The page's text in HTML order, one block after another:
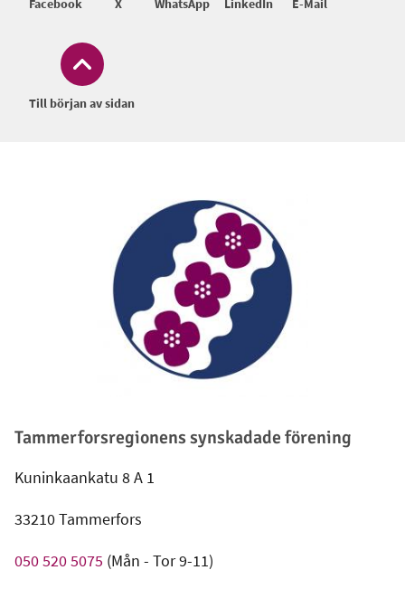
Till början av sidan
Facebook X WhatsApp LinkedIn E-Mail
Tammerforsregionens synskadade förening
Kuninkaankatu 8 A 1
33210 Tammerfors
050 520 5075 (Mån - Tor 9-11)